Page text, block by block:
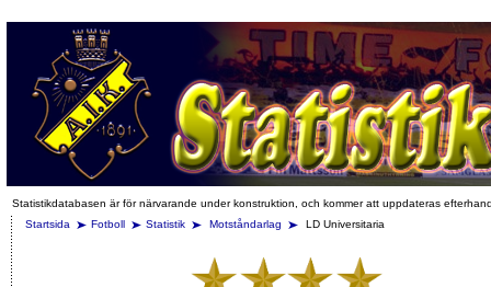
Statistikdatabasen är för närvarande under konstruktion, och kommer att uppdateras
Startsida
Fotboll Statistik Motståndarlag LD Universitaria